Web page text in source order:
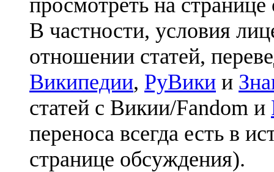
В частности, условия
отношении статей,
Википедии, РуВики и
статей с Викии/Fandom и
переноса всегда есть в
странице обсуждения).